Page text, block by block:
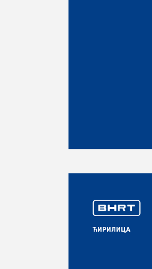
ЋИРИЛИЦА